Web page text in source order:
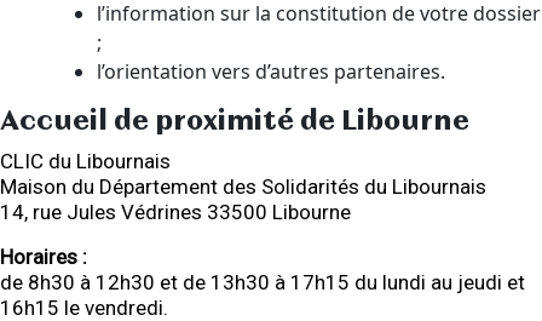
l’information sur la constitution de votre dossier
;
l’orientation vers d’autres partenaires.
Accueil de proximité de Libourne
CLIC du Libournais
Maison du Département des Solidarités du Libournais
14, rue Jules Védrines 33500 Libourne
Horaires :
de 8h30 à 12h30 et de 13h30 à 17h15 du lundi au jeudi et
16h15 le vendredi.